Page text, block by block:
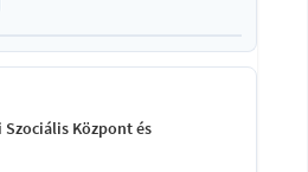
Központ és